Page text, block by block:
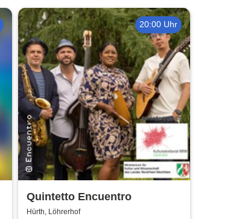
20:00 Uhr
Quintetto Encuentro
Hürth, Löhrerhof